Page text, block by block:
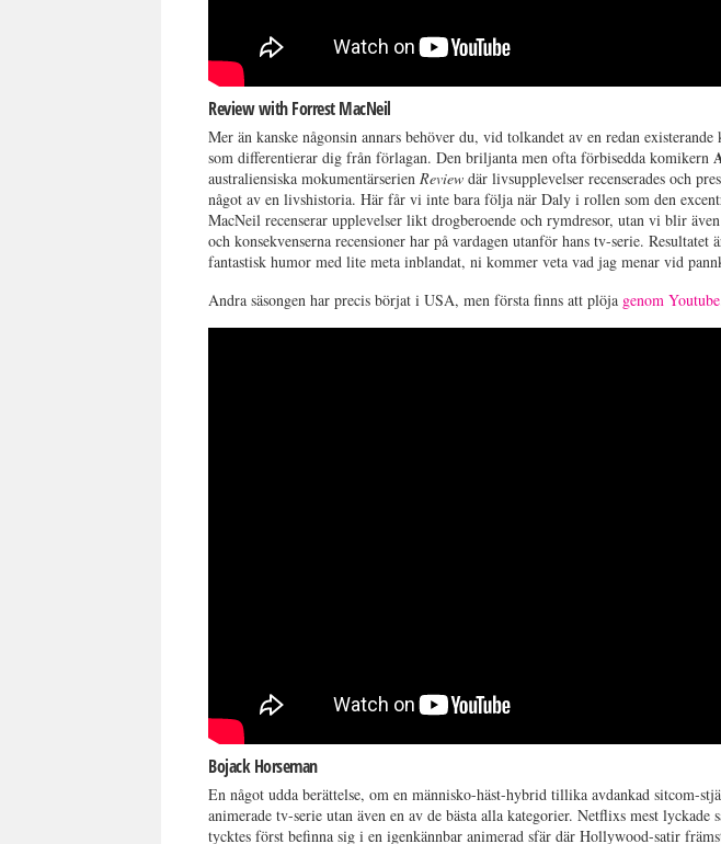
Review with Forrest MacNeil
Mer än kanske någonsin annars behöver du, vid tolkandet av en redan existerande
som differentierar dig från förlagan. Den briljanta men ofta förbisedda komikern
australiensiska mokumentärserienReview där livsupplevelser recenserades och
något av en livshistoria. Här får vi inte bara följa när Daly i rollen som den
MacNeil recenserar upplevelser likt drogberoende och rymdresor, utan vi blir
och konsekvenserna recensioner har på vardagen utanför hans tv-serie.
fantastisk humor med lite meta inblandat, ni kommer veta vad jag menar vid
Andra säsongen har precis börjat i USA, men första finns att plöja genom Youtube
Bojack Horseman
En något udda berättelse, om en människo-häst-hybrid tillika avdankad sitcom-
animerade tv-serie utan även en av de bästa alla kategorier. Netflixs mest lyckade
tycktes först befinna sig i en igenkännbar animerad sfär där Hollywood-satir